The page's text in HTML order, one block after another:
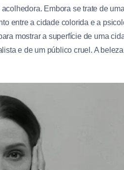
Embora se trate de
entre a cidade colorida e a
mostrar a superfície de uma
e de um público cruel. A